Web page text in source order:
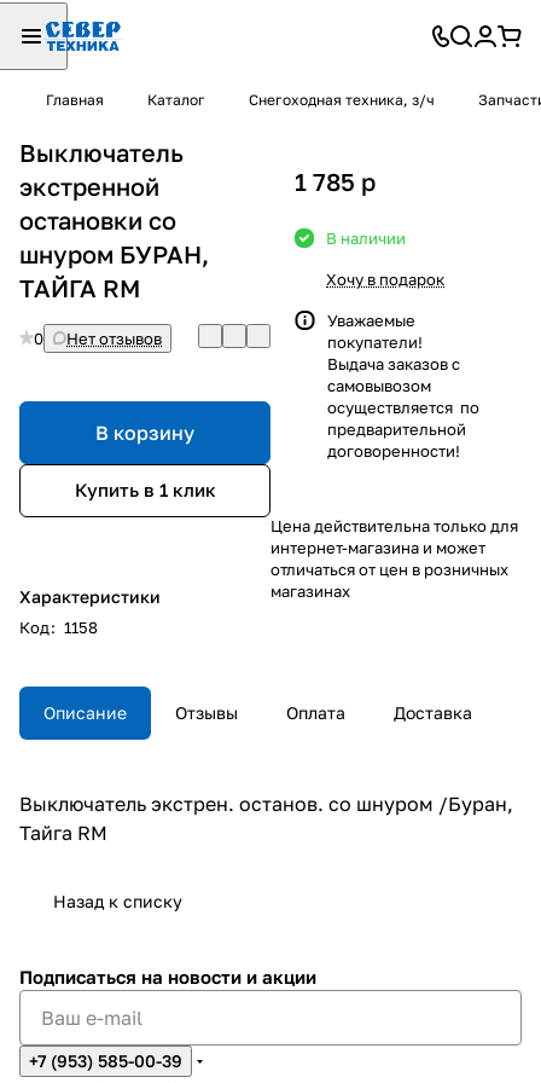
Главная Каталог Снегоходная техника, з/ч
Выключатель
экстренной
остановки со
шнуром БУРАН,
ТАЙГА RM
0 Нет отзывов
В корзину
Купить в 1 клик
Характеристики
Код: 1158
1 785 p
В наличии
Хочу в подарок
Уважаемые
покупатели!
Выдача заказов с
самовывозом
осуществляется по
предварительной
договоренности!
Цена действительна только для
интернет-магазина и может
отличаться от цен в розничных
магазинах
Описание Отзывы Оплата Доставка
Выключатель экстрен. останов. со шнуром /Буран,
Тайга RM
Назад к списку
Подписаться на новости и акции
+7 (953) 585-00-39